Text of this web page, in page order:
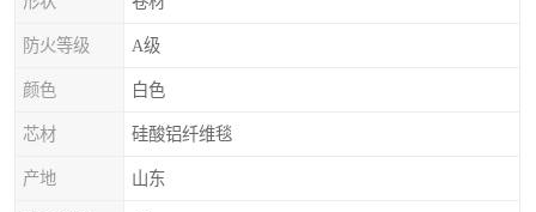
防火等级 A级
颜色 白色
芯材 硅酸铝纤维毯
产地 山东